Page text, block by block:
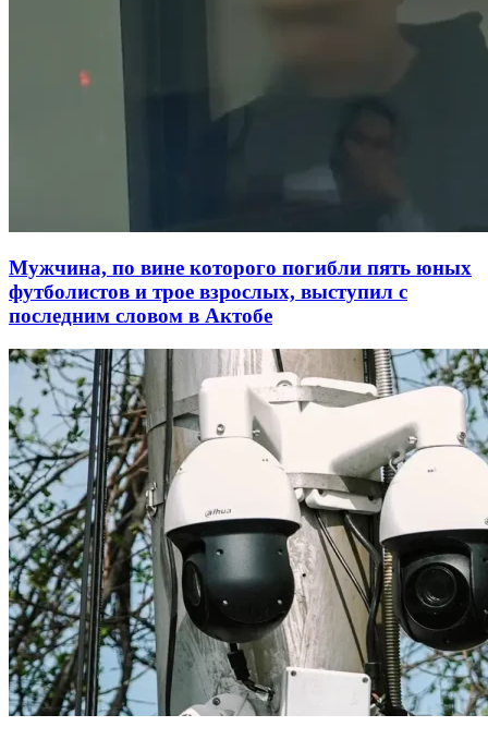
Мужчина, по вине которого погибли пять юных
футболистов и трое взрослых, выступил с
последним словом в Актобе